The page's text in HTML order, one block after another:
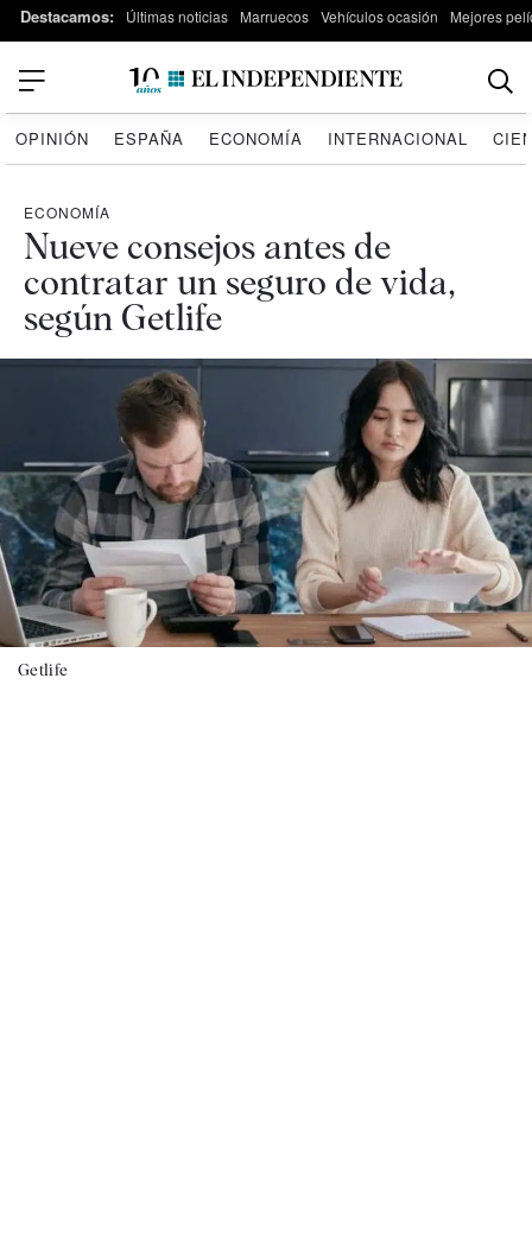
Destacamos: Últimas noticias Marruecos Vehículos ocasión Mejores
OPINIÓN ESPAÑA ECONOMÍA INTERNACIONAL
ECONOMÍA
Nueve consejos antes de
contratar un seguro de vida,
según Getlife
Getlife